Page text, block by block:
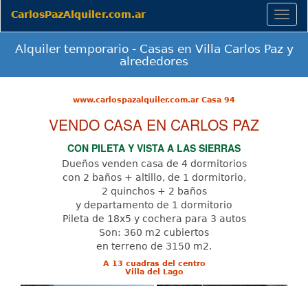
CarlosPazAlquiler.com.ar
Alquiler temporario - Casas en Villa Carlos Paz y
alrededores
www.carlospazalquiler.com.ar Casa 94
VENDO CASA EN CARLOS PAZ
CON PILETA Y VISTA A LAS SIERRAS
Dueños venden casa de 4 dormitorios
con 2 baños + altillo, de 1 dormitorio,
2 quinchos + 2 baños
y departamento de 1 dormitorio
Pileta de 18x5 y cochera para 3 autos
Son: 360 m2 cubiertos
en terreno de 3150 m2.
A 13 cuadras del centro
Villa del Lago